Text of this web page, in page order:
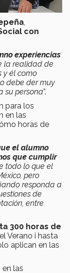
,
con
experiencias
la realidad de
y él como
debe der muy
su persona”.
para los
en las
horas de
el alumno
que cumplir
todo lo que el
pero
responda a
de
entre
300 horas de
Verano i hasta
aplican en las
en las